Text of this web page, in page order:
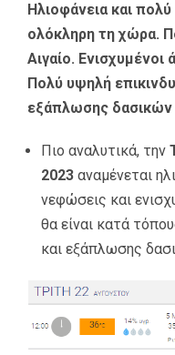
Ηλιοφάνεια και
ολόκληρη τη χώρα.
Αιγαίο. Ενισχυμένοι
Πολύ υψηλή
εξάπλωσης δασικών
Πιο αναλυτικά, την
2023 αναμένεται
νεφώσεις και
θα είναι κατά
και εξάπλωσης